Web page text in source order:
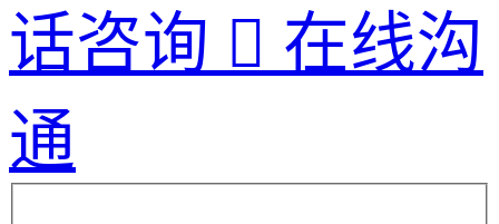
话咨询  在线沟
通